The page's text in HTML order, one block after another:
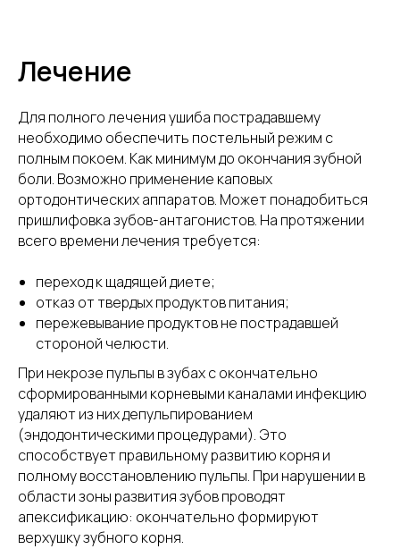
Лечение
Для полного лечения ушиба пострадавшему
необходимо обеспечить постельный режим с
полным покоем. Как минимум до окончания зубной
боли. Возможно применение каповых
ортодонтических аппаратов. Может понадобиться
пришлифовка зубов-антагонистов. На протяжении
всего времени лечения требуется:
переход к щадящей диете;
отказ от твердых продуктов питания;
пережевывание продуктов не пострадавшей
стороной челюсти.
При некрозе пульпы в зубах с окончательно
сформированными корневыми каналами инфекцию
удаляют из них депульпированием
(эндодонтическими процедурами). Это
способствует правильному развитию корня и
полному восстановлению пульпы. При нарушении в
области зоны развития зубов проводят
апексификацию: окончательно формируют
верхушку зубного корня.